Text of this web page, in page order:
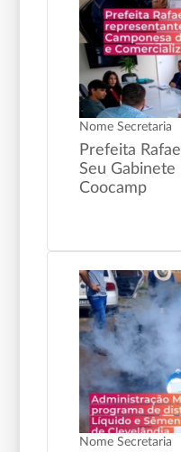
Nome Secretaria
Prefeita
Seu Gabinete
Coocamp
Nome Secretaria